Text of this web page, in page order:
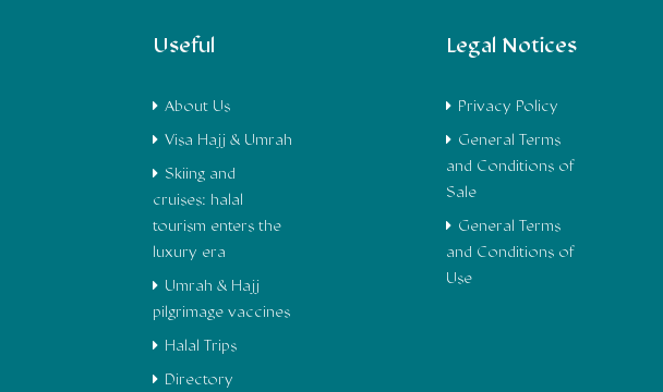
Useful
About Us
Visa Hajj & Umrah
Skiing and
cruises: halal
tourism enters the
luxury era
Umrah & Hajj
pilgrimage vaccines
Halal Trips
Directory
Legal Notices
Privacy Policy
General Terms
and Conditions of
Sale
General Terms
and Conditions of
Use